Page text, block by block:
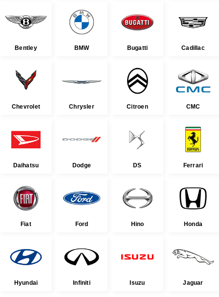
Bentley BMW Bugatti Cadillac
Chevrolet Chrysler Citroen CMC
Daihatsu Dodge DS Ferrari
Fiat Ford Hino Honda
Hyundai Infiniti Isuzu Jaguar